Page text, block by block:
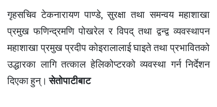
गृहसचिव टेकनारायण पाण्डे, सुरक्षा तथा समन्वय महाशाखा
प्रमुख फणिन्द्रमणि पोखरेल र विपद् तथा द्वन्द्व व्यवस्थापन
महाशाखा प्रमुख प्रदीप कोइरालालाई घाइते तथा प्रभावितको
उद्धारका लागि तत्काल हेलिकोप्टरको व्यवस्था गर्न निर्देशन
दिएका हुन्।सेतोपाटीबाट